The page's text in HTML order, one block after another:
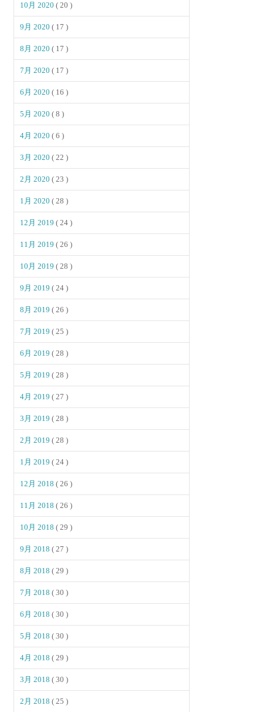
10月 2020( 20 )
9月 2020( 17 )
8月 2020( 17 )
7月 2020( 17 )
6月 2020( 16 )
5月 2020( 8 )
4月 2020( 6 )
3月 2020( 22 )
2月 2020( 23 )
1月 2020( 28 )
12月 2019( 24 )
11月 2019( 26 )
10月 2019( 28 )
9月 2019( 24 )
8月 2019( 26 )
7月 2019( 25 )
6月 2019( 28 )
5月 2019( 28 )
4月 2019( 27 )
3月 2019( 28 )
2月 2019( 28 )
1月 2019( 24 )
12月 2018( 26 )
11月 2018( 26 )
10月 2018( 29 )
9月 2018( 27 )
8月 2018( 29 )
7月 2018( 30 )
6月 2018( 30 )
5月 2018( 30 )
4月 2018( 29 )
3月 2018( 30 )
2月 2018( 25 )